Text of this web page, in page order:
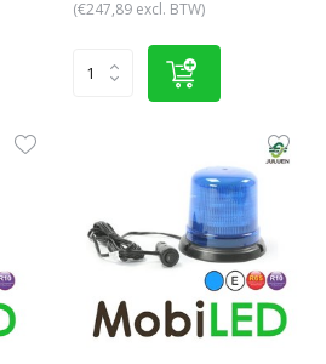
(€247,89 excl. BTW)